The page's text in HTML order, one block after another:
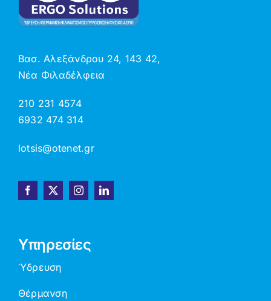
Βασ. Αλεξάνδρου 24, 143 42,
Νέα Φιλαδέλφεια
210 231 4574
6932 474 314
lotsis@otenet.gr
Υπηρεσίες
Ύδρευση
Θέρμανση